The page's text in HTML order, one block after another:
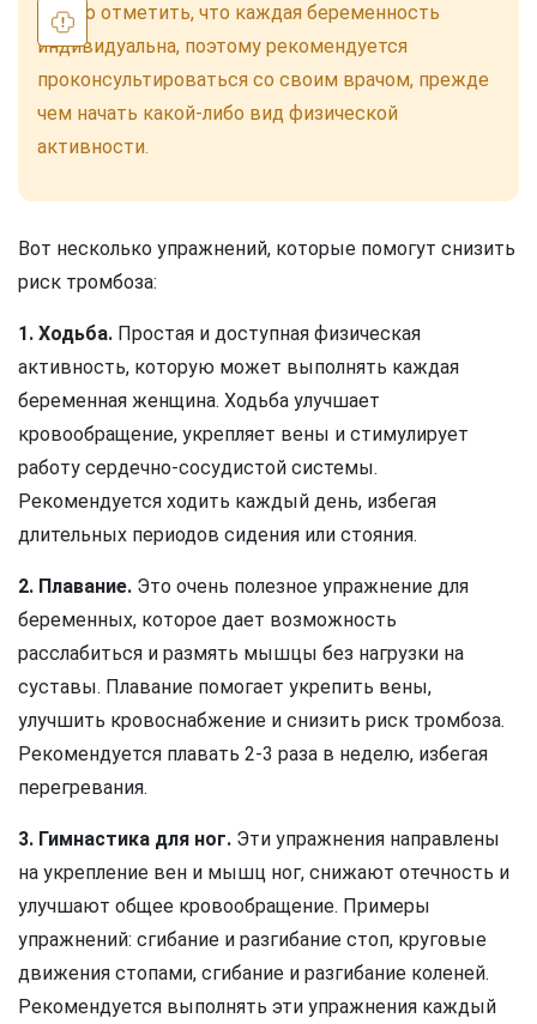
Важно отметить, что каждая беременность
индивидуальна, поэтому рекомендуется
проконсультироваться со своим врачом, прежде
чем начать какой-либо вид физической
активности.
Вот несколько упражнений, которые помогут снизить
риск тромбоза:
1. Ходьба. Простая и доступная физическая
активность, которую может выполнять каждая
беременная женщина. Ходьба улучшает
кровообращение, укрепляет вены и стимулирует
работу сердечно-сосудистой системы.
Рекомендуется ходить каждый день, избегая
длительных периодов сидения или стояния.
2. Плавание. Это очень полезное упражнение для
беременных, которое дает возможность
расслабиться и размять мышцы без нагрузки на
суставы. Плавание помогает укрепить вены,
улучшить кровоснабжение и снизить риск тромбоза.
Рекомендуется плавать 2-3 раза в неделю, избегая
перегревания.
3. Гимнастика для ног. Эти упражнения направлены
на укрепление вен и мышц ног, снижают отечность и
улучшают общее кровообращение. Примеры
упражнений: сгибание и разгибание стоп, круговые
движения стопами, сгибание и разгибание коленей.
Рекомендуется выполнять эти упражнения каждый